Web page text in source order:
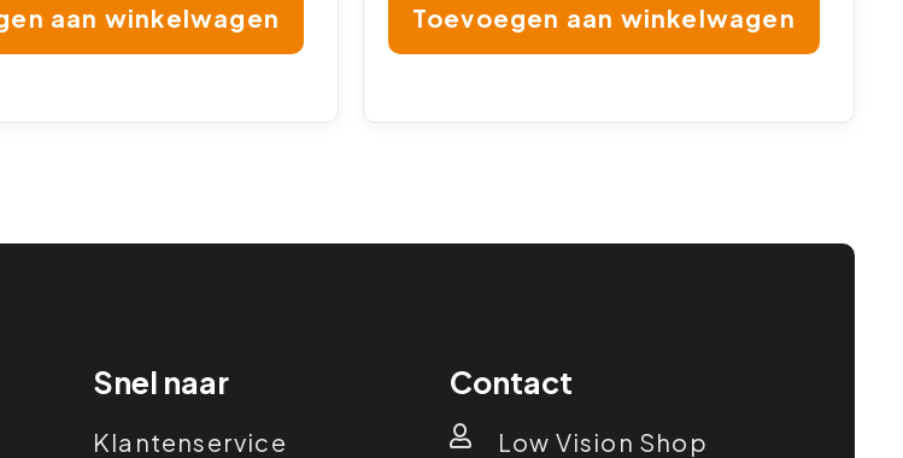
aan winkelwagen Toevoegen aan winkelwagen
Snel naar
Klantenservice
Contact
Low Vision Shop